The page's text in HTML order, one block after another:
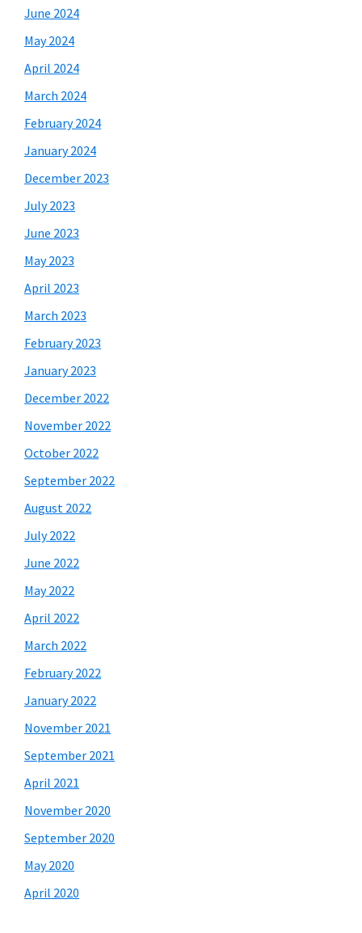
June 2024
May 2024
April 2024
March 2024
February 2024
January 2024
December 2023
July 2023
June 2023
May 2023
April 2023
March 2023
February 2023
January 2023
December 2022
November 2022
October 2022
September 2022
August 2022
July 2022
June 2022
May 2022
April 2022
March 2022
February 2022
January 2022
November 2021
September 2021
April 2021
November 2020
September 2020
May 2020
April 2020